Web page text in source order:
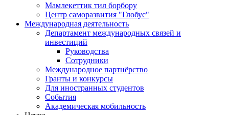
Мамлекеттик тил борбору
Центр саморазвития "Глобус"
Международная деятельность
Департамент международных связей и
инвестиций
Руководства
Сотрудники
Международное партнёрство
Гранты и конкурсы
Для иностранных студентов
События
Академическая мобильность